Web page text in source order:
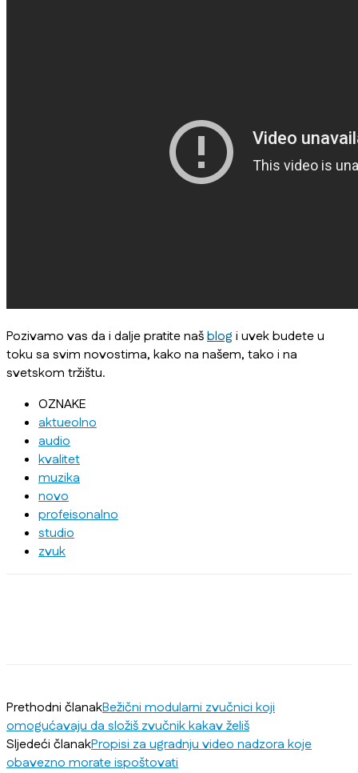
Pozivamo vas da i dalje pratite našblog i uvek budete u
toku sa svim novostima, kako na našem, tako i na
svetskom tržištu.
OZNAKE
aktueolno
audio
kvalitet
muzika
novo
profeisonalno
studio
zvuk
Prethodni članakBežični modularni zvučnici koji
omogućavaju da složiš zvučnik kakav želiš
Sljedeći članakPropisi za ugradnju video nadzora koje
obavezno morate ispoštovati